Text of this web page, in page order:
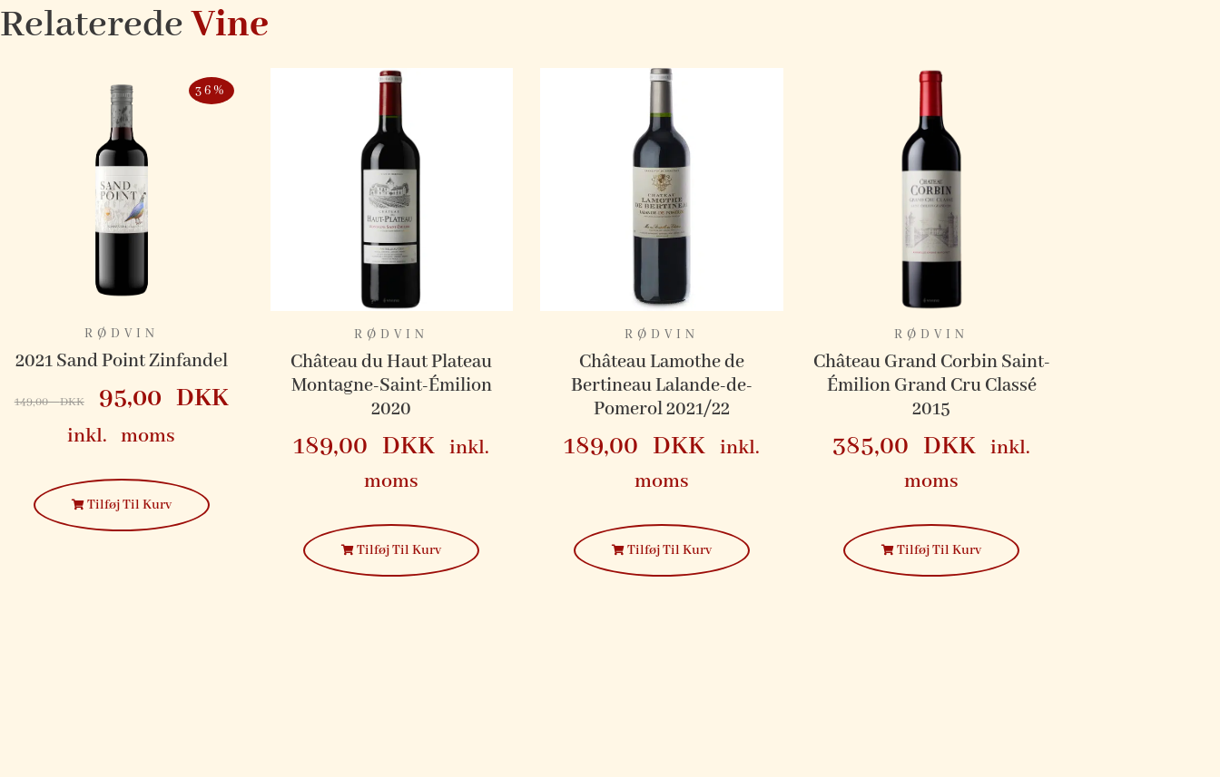
RelateredeVine
36%
RØDVIN
2021 Sand Point Zinfandel
149,00DKK 95,00 DKK
inkl. moms
Tilføj Til Kurv
RØDVIN
Château du Haut Plateau
Montagne-Saint-Émilion
2020
189,00 DKK inkl.
moms
Tilføj Til Kurv
RØDVIN
Château Lamothe de
Bertineau Lalande-de-
Pomerol 2021/22
189,00 DKK inkl.
moms
Tilføj Til Kurv
RØDVIN
Château Grand Corbin Saint-
Émilion Grand Cru Classé
2015
385,00 DKK inkl.
moms
Tilføj Til Kurv